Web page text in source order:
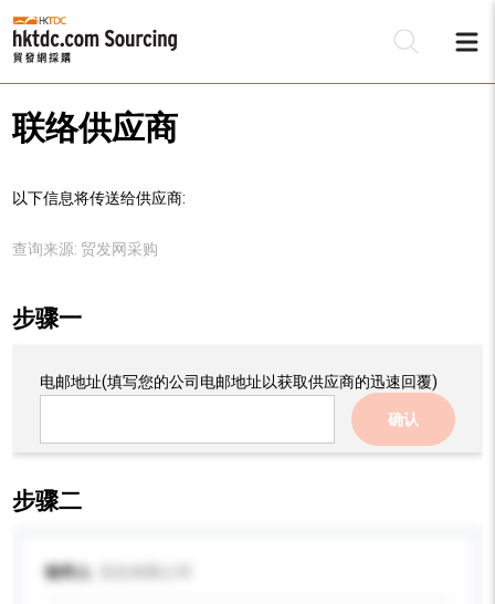
联络供应商
以下信息将传送给供应商:
查询来源: 贸发网采购
步骤一
电邮地址(填写您的公司电邮地址以获取供应商的迅速回覆)
确认
步骤二
收件人